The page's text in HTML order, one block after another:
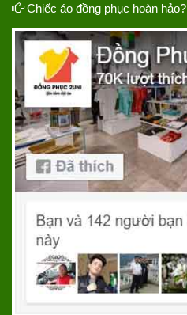
Chiếc áo đồng phục hoàn hảo?